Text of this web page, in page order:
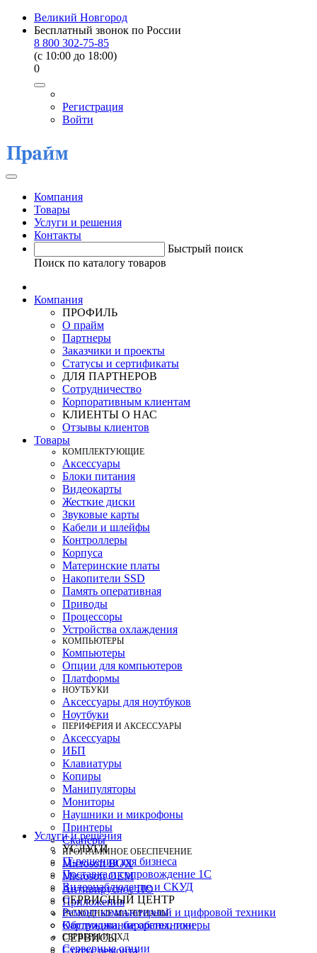
Великий Новгород
Бесплатный звонок по России
8 800 302-75-85
(c 10:00 до 18:00)
0
Регистрация
Войти
Компания
Товары
Услуги и решения
Контакты
Быстрый поиск
Поиск по каталогу товаров
Компания
ПРОФИЛЬ
О прайм
Партнеры
Заказчики и проекты
Статусы и сертификаты
ДЛЯ ПАРТНЕРОВ
Сотрудничество
Корпоративным клиентам
КЛИЕНТЫ О НАС
Отзывы клиентов
Товары
КOМПЛЕКТУЮЩИЕ
Аксессуары
Блоки питания
Видеокарты
Жесткие диски
Звуковые карты
Кабели и шлейфы
Контроллеры
Корпуса
Материнские платы
Накопители SSD
Память оперативная
Приводы
Процессоры
Устройства охлаждения
КОМПЬЮТЕРЫ
Компьютеры
Опции для компьютеров
Платформы
НОУТБУКИ
Аксессуары для ноутбуков
Ноутбуки
ПЕРИФЕРИЯ И АКСЕССУАРЫ
Аксессуары
ИБП
Клавиатуры
Копиры
Манипуляторы
Мониторы
Наушники и микрофоны
Принтеры
Сканеры
ПРОГРАММНОЕ ОБЕСПЕЧЕНИЕ
Microsoft BOX
Microsoft OEM
Антивирусное ПО
Приложения
РАСХОДНЫЕ МАТЕРИАЛЫ
Картриджи, барабаны, тонеры
СЕРВЕРЫ И СХД
Серверные опции
Услуги и решения
УСЛУГИ
IT-решения для бизнеса
Поставка и сопровождение 1C
Видеонаблюдение и СКУД
СЕРВИСНЫЙ ЦЕНТР
Ремонт компьютерной и цифровой техники
Обслуживание оргтехники
СЕРВИСЫ
Статус ремонта